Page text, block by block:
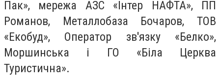
Пак», мережа АЗС «Інтер НАФТА», ПП
Романов, Металлобаза Бочаров, ТОВ
«Екобуд», Оператор зв'язку «Белко»,
Моршинська і ГО «Біла Церква
Туристична».